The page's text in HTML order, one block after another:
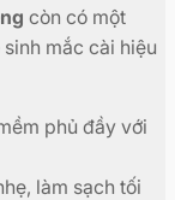
còn có một
mắc cài hiệu
phủ đầy với
làm sạch tối